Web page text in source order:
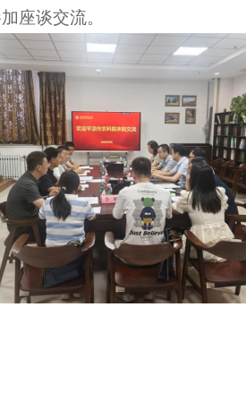
座谈交流。